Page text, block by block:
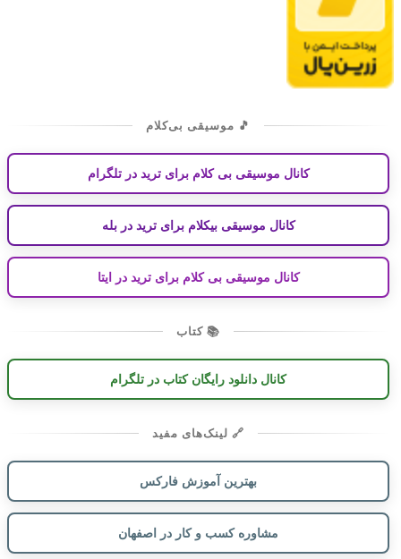
🎵 موسیقی بی‌کلام
کانال موسیقی بی کلام برای ترید در تلگرام
کانال موسیقی بیکلام برای ترید در بله
کانال موسیقی بی کلام برای ترید در ایتا
📚 کتاب
کانال دانلود رایگان کتاب در تلگرام
🔗 لینک‌های مفید
بهترین آموزش فارکس
مشاوره کسب و کار در اصفهان